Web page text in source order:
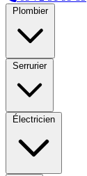
Plombier
Serrurier
Électricien